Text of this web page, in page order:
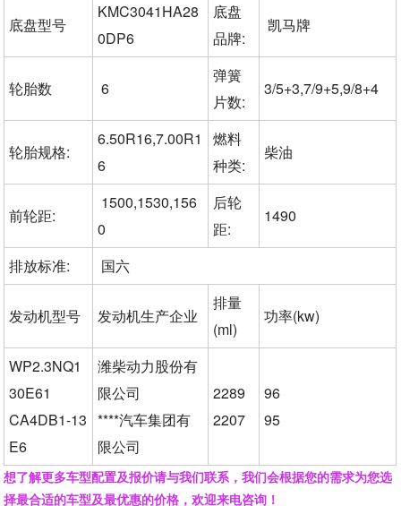
底盘型号
KMC3041HA28
0DP6
底盘
品牌:
凯马牌
轮胎数 6
弹簧
片数:
3/5+3,7/9+5,9/8+4
轮胎规格:
6.50R16,7.00R1
6
燃料
种类:
柴油
前轮距:
1500,1530,156
0
后轮
距:
1490
排放标准: 国六
发动机型号 发动机生产企业
排量
(ml)
功率(kw)
WP2.3NQ1
30E61
CA4DB1-13
E6
潍柴动力股份有
限公司
****汽车集团有
限公司
2289
2207
96
95
想了解更多车型配置及报价请与我们联系，我们会根据您的需求为您选
择最合适的车型及最优惠的价格，欢迎来电咨询！